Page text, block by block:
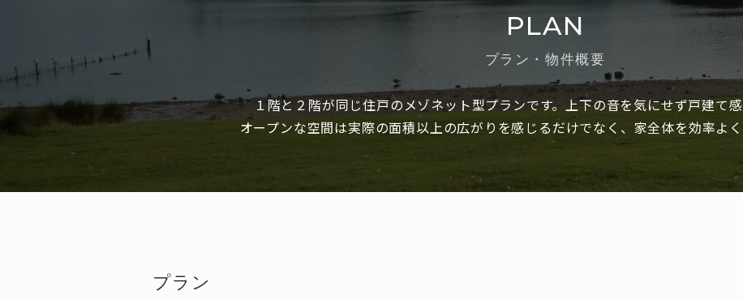
PLAN
プラン・物件概要
１階と２階が同じ住戸のメゾネット型プランです。上下の音を気にせず戸建て感
オープンな空間は実際の面積以上の広がりを感じるだけでなく、家全体を効率よく
プラン